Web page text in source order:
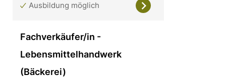
Ausbildung möglich
Fachverkäufer/in -
Lebensmittelhandwerk
(Bäckerei)